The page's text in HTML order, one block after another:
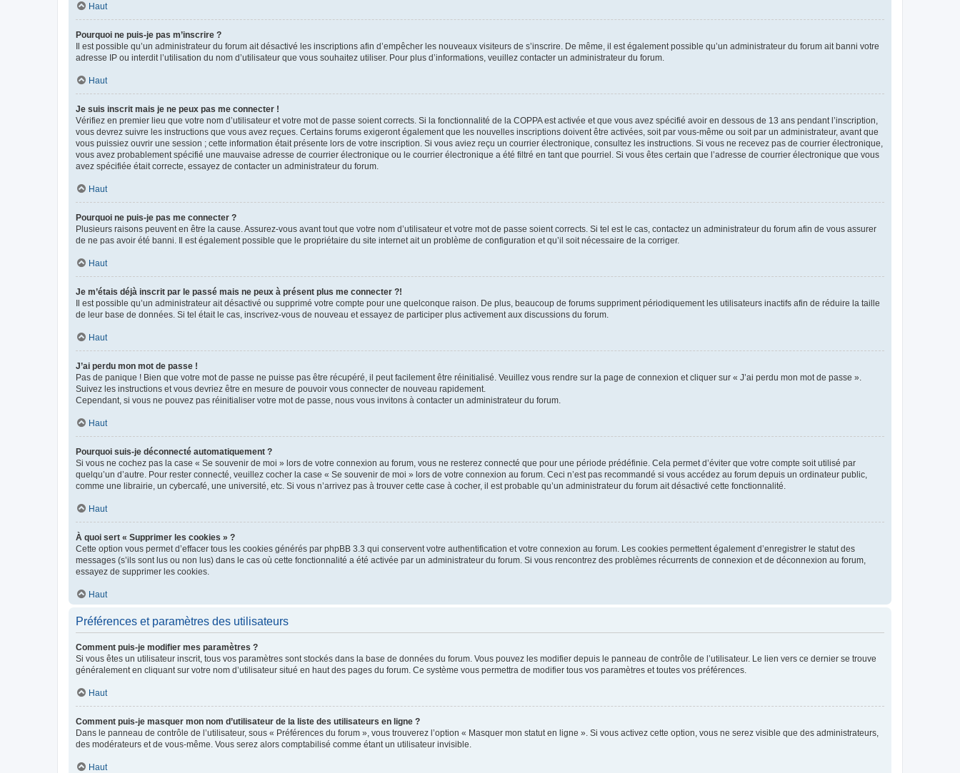
Haut
Pourquoi ne puis-je pas m’inscrire ?
Il est possible qu’un administrateur du forum ait désactivé les inscriptions afin d’empêcher les nouveaux visiteurs de s’inscrire. De même, il est également possible qu’un administrateur du forum ait banni votre
adresse IP ou interdit l’utilisation du nom d’utilisateur que vous souhaitez utiliser. Pour plus d’informations, veuillez contacter un administrateur du forum.
Haut
Je suis inscrit mais je ne peux pas me connecter !
Vérifiez en premier lieu que votre nom d’utilisateur et votre mot de passe soient corrects. Si la fonctionnalité de la COPPA est activée et que vous avez spécifié avoir en dessous de 13 ans pendant l’inscription,
vous devrez suivre les instructions que vous avez reçues. Certains forums exigeront également que les nouvelles inscriptions doivent être activées, soit par vous-même ou soit par un administrateur, avant que
vous puissiez ouvrir une session ; cette information était présente lors de votre inscription. Si vous aviez reçu un courrier électronique, consultez les instructions. Si vous ne recevez pas de courrier électronique,
vous avez probablement spécifié une mauvaise adresse de courrier électronique ou le courrier électronique a été filtré en tant que pourriel. Si vous êtes certain que l’adresse de courrier électronique que vous
avez spécifiée était correcte, essayez de contacter un administrateur du forum.
Haut
Pourquoi ne puis-je pas me connecter ?
Plusieurs raisons peuvent en être la cause. Assurez-vous avant tout que votre nom d’utilisateur et votre mot de passe soient corrects. Si tel est le cas, contactez un administrateur du forum afin de vous assurer
de ne pas avoir été banni. Il est également possible que le propriétaire du site internet ait un problème de configuration et qu’il soit nécessaire de la corriger.
Haut
Je m’étais déjà inscrit par le passé mais ne peux à présent plus me connecter ?!
Il est possible qu’un administrateur ait désactivé ou supprimé votre compte pour une quelconque raison. De plus, beaucoup de forums suppriment périodiquement les utilisateurs inactifs afin de réduire la taille
de leur base de données. Si tel était le cas, inscrivez-vous de nouveau et essayez de participer plus activement aux discussions du forum.
Haut
J’ai perdu mon mot de passe !
Pas de panique ! Bien que votre mot de passe ne puisse pas être récupéré, il peut facilement être réinitialisé. Veuillez vous rendre sur la page de connexion et cliquer sur « J’ai perdu mon mot de passe ».
Suivez les instructions et vous devriez être en mesure de pouvoir vous connecter de nouveau rapidement.
Cependant, si vous ne pouvez pas réinitialiser votre mot de passe, nous vous invitons à contacter un administrateur du forum.
Haut
Pourquoi suis-je déconnecté automatiquement ?
Si vous ne cochez pas la case « Se souvenir de moi » lors de votre connexion au forum, vous ne resterez connecté que pour une période prédéfinie. Cela permet d’éviter que votre compte soit utilisé par
quelqu’un d’autre. Pour rester connecté, veuillez cocher la case « Se souvenir de moi » lors de votre connexion au forum. Ceci n’est pas recommandé si vous accédez au forum depuis un ordinateur public,
comme une librairie, un cybercafé, une université, etc. Si vous n’arrivez pas à trouver cette case à cocher, il est probable qu’un administrateur du forum ait désactivé cette fonctionnalité.
Haut
À quoi sert « Supprimer les cookies » ?
Cette option vous permet d’effacer tous les cookies générés par phpBB 3.3 qui conservent votre authentification et votre connexion au forum. Les cookies permettent également d’enregistrer le statut des
messages (s’ils sont lus ou non lus) dans le cas où cette fonctionnalité a été activée par un administrateur du forum. Si vous rencontrez des problèmes récurrents de connexion et de déconnexion au forum,
essayez de supprimer les cookies.
Haut
Préférences et paramètres des utilisateurs
Comment puis-je modifier mes paramètres ?
Si vous êtes un utilisateur inscrit, tous vos paramètres sont stockés dans la base de données du forum. Vous pouvez les modifier depuis le panneau de contrôle de l’utilisateur. Le lien vers ce dernier se trouve
généralement en cliquant sur votre nom d’utilisateur situé en haut des pages du forum. Ce système vous permettra de modifier tous vos paramètres et toutes vos préférences.
Haut
Comment puis-je masquer mon nom d’utilisateur de la liste des utilisateurs en ligne ?
Dans le panneau de contrôle de l’utilisateur, sous « Préférences du forum », vous trouverez l’option « Masquer mon statut en ligne ». Si vous activez cette option, vous ne serez visible que des administrateurs,
des modérateurs et de vous-même. Vous serez alors comptabilisé comme étant un utilisateur invisible.
Haut